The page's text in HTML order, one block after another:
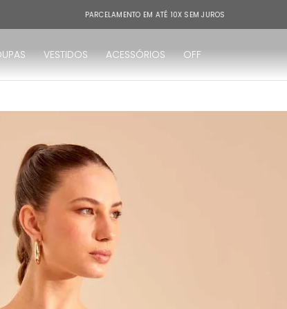
PARCELAMENTO EM ATÉ 10X SEM JUROS
VESTIDOS ACESSÓRIOS OFF